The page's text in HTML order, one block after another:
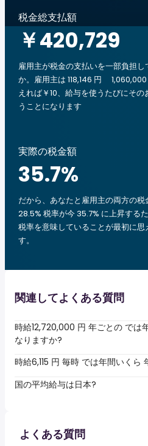
税金総支払額
￥420,729
雇用主が税金の支払いを一部負担
か。雇用主は 118,146 円
えれば￥10、給与を使うたびにそ
うことになります
実際の税金額
35.7%
だから、あなたと雇用主の両方の
28.5% 税率が今 35.7% に上昇する
税率を意味していることが最初に
す。
関連してよくある質問
時給12,720,000 円 年ごとの では
なりますか?
時給6,115 円 毎時 では年間いくら
国の平均給与は日本?
よくある質問